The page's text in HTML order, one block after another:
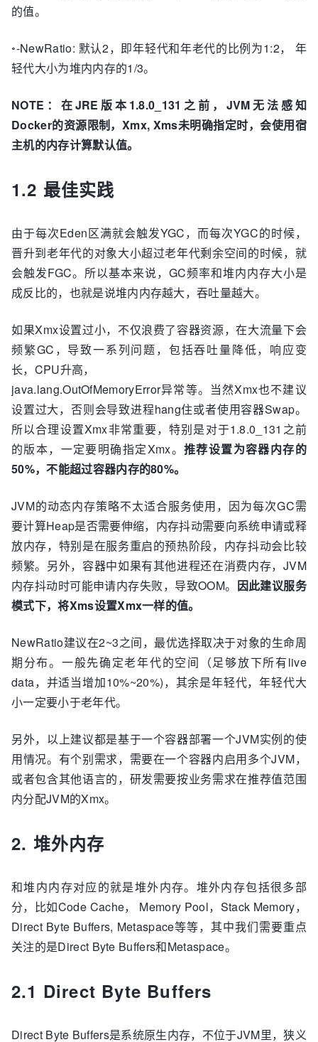
的值。
◦-NewRatio: 默认2，即年轻代和年老代的比例为1:2， 年
轻代大小为堆内内存的1/3。
NOTE：在JRE版本1.8.0_131之前，JVM无法感知
Docker的资源限制，Xmx, Xms未明确指定时，会使用宿
主机的内存计算默认值。
1.2 最佳实践
由于每次Eden区满就会触发YGC，而每次YGC的时候，
晋升到老年代的对象大小超过老年代剩余空间的时候，就
会触发FGC。所以基本来说，GC频率和堆内内存大小是
成反比的，也就是说堆内内存越大，吞吐量越大。
如果Xmx设置过小，不仅浪费了容器资源，在大流量下会
频繁GC，导致一系列问题，包括吞吐量降低，响应变
长，CPU升高，
java.lang.OutOfMemoryError异常等。当然Xmx也不建议
设置过大，否则会导致进程hang住或者使用容器Swap。
所以合理设置Xmx非常重要，特别是对于1.8.0_131之前
的版本，一定要明确指定Xmx。 推荐设置为容器内存的
50%，不能超过容器内存的80%。
JVM的动态内存策略不太适合服务使用，因为每次GC需
要计算Heap是否需要伸缩，内存抖动需要向系统申请或释
放内存，特别是在服务重启的预热阶段，内存抖动会比较
频繁。另外，容器中如果有其他进程还在消费内存，JVM
内存抖动时可能申请内存失败，导致OOM。 因此建议服务
模式下，将Xms设置Xmx一样的值。
NewRatio建议在2~3之间，最优选择取决于对象的生命周
期分布。一般先确定老年代的空间（足够放下所有live
data，并适当增加10%~20%)，其余是年轻代，年轻代大
小一定要小于老年代。
另外，以上建议都是基于一个容器部署一个JVM实例的使
用情况。有个别需求，需要在一个容器内启用多个JVM，
或者包含其他语言的，研发需要按业务需求在推荐值范围
内分配JVM的Xmx。
2. 堆外内存
和堆内内存对应的就是堆外内存。堆外内存包括很多部
分，比如Code Cache， Memory Pool，Stack Memory，
Direct Byte Buffers, Metaspace等等，其中我们需要重点
关注的是Direct Byte Buffers和Metaspace。
2.1 Direct Byte Buffers
Direct Byte Buffers是系统原生内存，不位于JVM里，狭义